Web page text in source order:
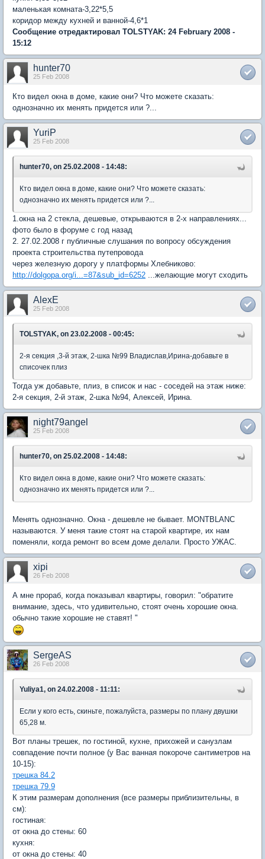
маленькая комната-3,22*5,5
коридор между кухней и ванной-4,6*1
Сообщение отредактировал TOLSTYAK: 24 February 2008 -
15:12
hunter70
25 Feb 2008
Кто видел окна в доме, какие они? Что можете сказать:
однозначно их менять придется или ?...
YuriP
25 Feb 2008
hunter70, on 25.02.2008 - 14:48:
Кто видел окна в доме, какие они? Что можете сказать:
однозначно их менять придется или ?...
1.окна на 2 стекла, дешевые, открываются в 2-х направлениях...
фото было в форуме с год назад
2. 27.02.2008 г публичные слушания по вопросу обсуждения
проекта строительства путепровода
через железную дорогу у платформы Хлебниково:
http://dolgopa.org/i...=87&sub_id=6252 ...желающие могут сходить
AlexE
25 Feb 2008
TOLSTYAK, on 23.02.2008 - 00:45:
2-я секция ,3-й этаж, 2-шка №99 Владислав,Ирина-добавьте в
списочек плиз
Тогда уж добавьте, плиз, в список и нас - соседей на этаж ниже:
2-я секция, 2-й этаж, 2-шка №94, Алексей, Ирина.
night79angel
25 Feb 2008
hunter70, on 25.02.2008 - 14:48:
Кто видел окна в доме, какие они? Что можете сказать:
однозначно их менять придется или ?...
Менять однозначно. Окна - дешевле не бывает. MONTBLANC
называются. У меня такие стоят на старой квартире, их нам
поменяли, когда ремонт во всем доме делали. Просто УЖАС.
xipi
26 Feb 2008
А мне прораб, когда показывал квартиры, говорил: "обратите
внимание, здесь, что удивительно, стоят очень хорошие окна.
обычно такие хорошие не ставят! "
SergeAS
26 Feb 2008
Yuliya1, on 24.02.2008 - 11:11:
Если у кого есть, скиньте, пожалуйста, размеры по плану двушки
65,28 м.
Вот планы трешек, по гостиной, кухне, прихожей и санузлам
совпадение почти полное (у Вас ванная покороче сантиметров на
10-15):
трешка 84.2
трешка 79.9
К этим размерам дополнения (все размеры приблизительны, в
см):
гостиная:
от окна до стены: 60
кухня:
от окна до стены: 40